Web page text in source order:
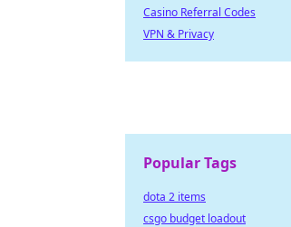
Casino Referral Codes
VPN & Privacy
Popular Tags
dota 2 items
csgo budget loadout